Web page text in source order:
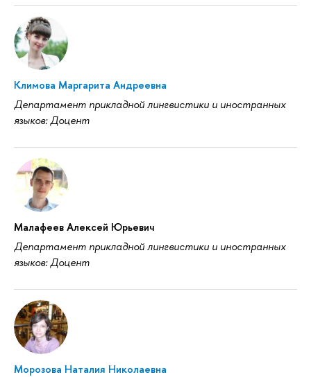
Климова Маргарита Андреевна
Департамент прикладной лингвистики и иностранных
языков: Доцент
Малафеев Алексей Юрьевич
Департамент прикладной лингвистики и иностранных
языков: Доцент
Морозова Наталия Николаевна